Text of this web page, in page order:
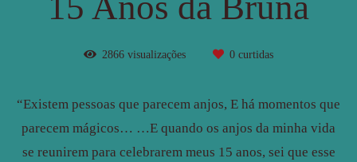
2866 visualizações 0 curtidas
“Existem pessoas que parecem anjos, E há momentos que
parecem mágicos… …E quando os anjos da minha vida
se reunirem para celebrarem meus 15 anos, sei que esse